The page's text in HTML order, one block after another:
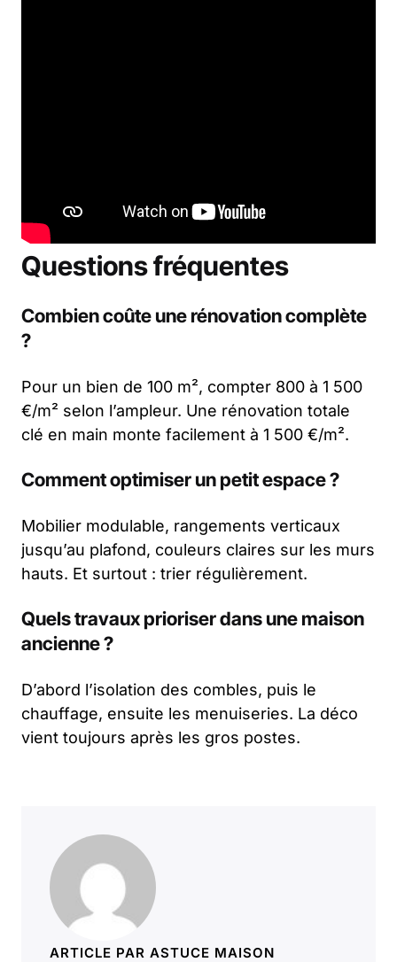
Questions fréquentes
Combien coûte une rénovation complète
?
Pour un bien de 100 m², compter 800 à 1 500
€/m² selon l’ampleur. Une rénovation totale
clé en main monte facilement à 1 500 €/m².
Comment optimiser un petit espace ?
Mobilier modulable, rangements verticaux
jusqu’au plafond, couleurs claires sur les murs
hauts. Et surtout : trier régulièrement.
Quels travaux prioriser dans une maison
ancienne ?
D’abord l’isolation des combles, puis le
chauffage, ensuite les menuiseries. La déco
vient toujours après les gros postes.
ARTICLE PAR ASTUCE MAISON